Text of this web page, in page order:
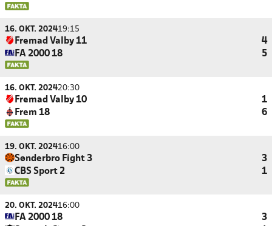
16. OKT. 202419:15
Fremad Valby 11
4
FA 2000 18
5
16. OKT. 202420:30
Fremad Valby 10
1
Frem 18
6
19. OKT. 202416:00
Sønderbro Fight 3
3
CBS Sport 2
1
20. OKT. 202416:00
FA 2000 18 3